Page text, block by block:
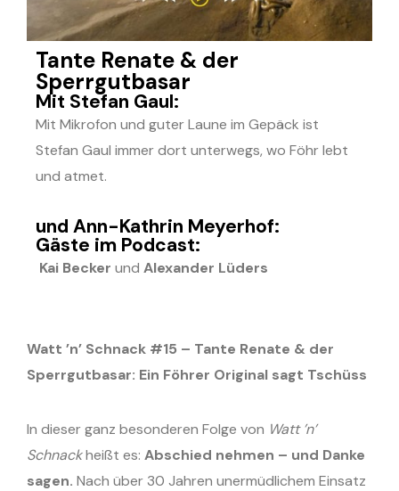
Tante Renate & der
Sperrgutbasar
Mit Stefan Gaul:
Mit Mikrofon und guter Laune im Gepäck ist
Stefan Gaul immer dort unterwegs, wo Föhr lebt
und atmet.
und Ann-Kathrin Meyerhof:
Gäste im Podcast:
Kai Becker und Alexander Lüders
Watt ’n’ Schnack #15 – Tante Renate & der
Sperrgutbasar: Ein Föhrer Original sagt Tschüss
In dieser ganz besonderen Folge von Watt ’n’
Schnackheißt es: Abschied nehmen – und Danke
sagen. Nach über 30 Jahren unermüdlichem Einsatz